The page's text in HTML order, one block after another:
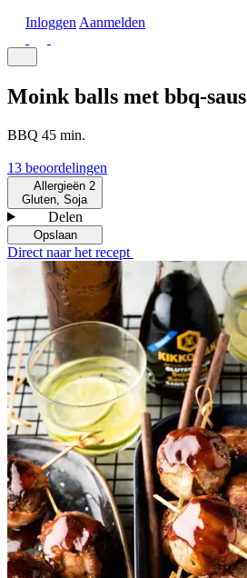
Inloggen Aanmelden
Moink balls met bbq-saus
BBQ 45 min.
13 beoordelingen
Allergieën 2
Gluten, Soja
Delen
Opslaan
Direct naar het recept